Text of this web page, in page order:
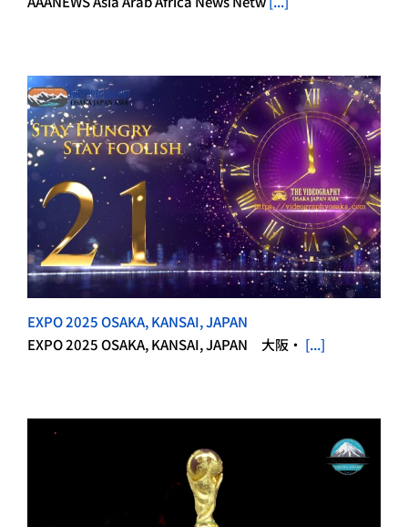
EXPO 2025 OSAKA, KANSAI, JAPAN
EXPO 2025 OSAKA, KANSAI, JAPAN 大阪・ [...]